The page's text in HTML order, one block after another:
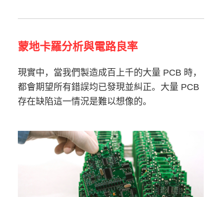
蒙地卡羅分析與電路良率
現實中，當我們製造成百上千的大量 PCB 時，
都會期望所有錯誤均已發現並糾正。大量 PCB
存在缺陷這一情況是難以想像的。